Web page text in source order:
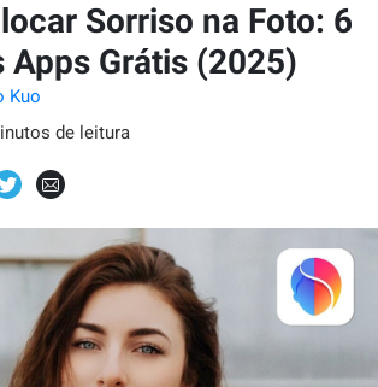
Sorriso na Foto: 6
Apps Grátis (2025)
Kuo
de leitura